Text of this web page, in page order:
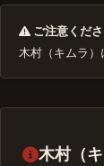
ご注意くだ
木村（キムラ
木村（